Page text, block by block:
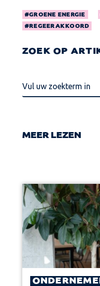
GROENE ENERGIE
REGEERAKKOORD
ZOEK OP
MEER LEZEN